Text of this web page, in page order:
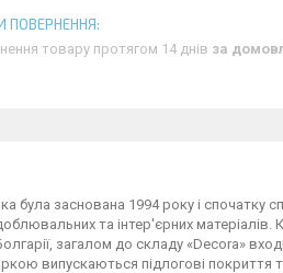
товару протягом 14 днів за
була заснована 1994 року і спочатку
та інтер'єрних матеріалів.
загалом до складу «Decora»
випускаються підлогові покриття